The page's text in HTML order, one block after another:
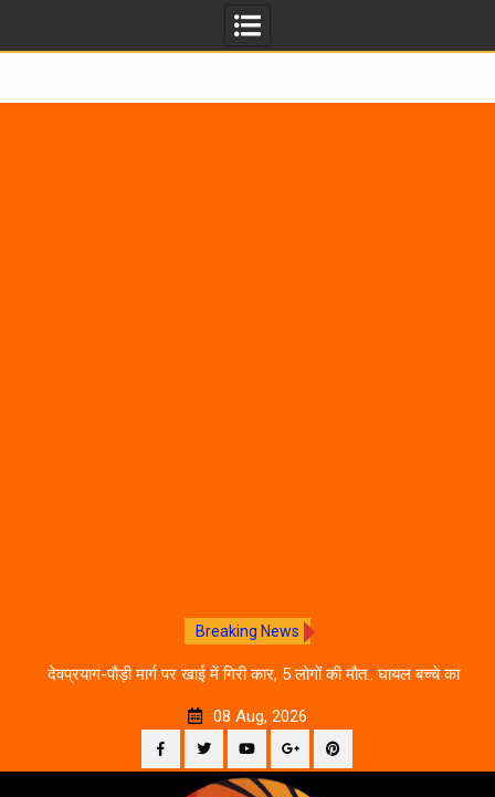
Breaking News
देवप्रयाग-पौड़ी मार्ग पर खाई में गिरी कार, 5 लोगों की मौत.. घायल बच्चे का
08 Aug, 2026
Facebook
TwitterYouTubePlus